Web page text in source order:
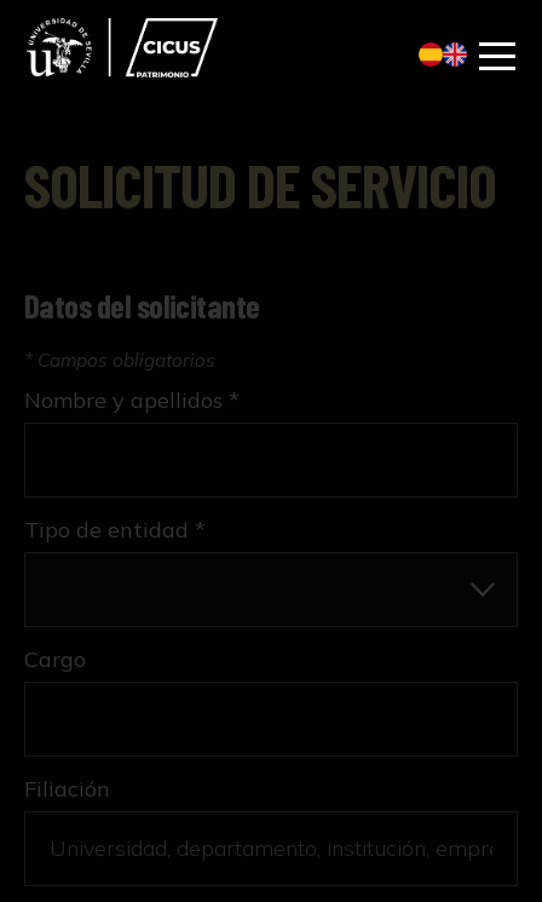
SOLICITUD DE SERVICIO
Datos del solicitante
* Campos obligatorios
Tipo de entidad *
Nombre y apellidos *
Cargo
Filiación